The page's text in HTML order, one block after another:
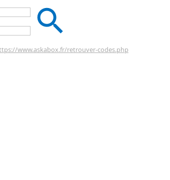
www.askabox.fr/retrouver-codes.php